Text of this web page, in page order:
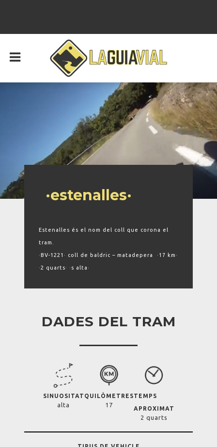
·estenalles·
Estenalles és el nom del coll que corona el
tram.
·BV-1221· coll de baldric – matadepera ·17 km·
·2 quarts· ·s alta·
DADES DEL TRAM
SINUOSITAT
alta
QUILÒMETRES
17
TEMPS
APROXIMAT
2 quarts